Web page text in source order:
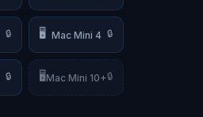
🔒 🖥️ Mac Mini 4 🔒
🔒 🖥️Mac Mini 10+🔒